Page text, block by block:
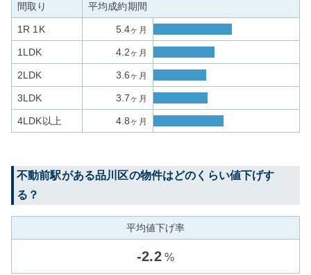
間取り 平均成約期間
1R 1K 5.4ヶ月
1LDK 4.2ヶ月
2LDK 3.6ヶ月
3LDK 3.7ヶ月
4LDK以上 4.8ヶ月
不動前駅がある品川区の物件はどのくらい値下げす
る？
平均値下げ率
-2.2 %